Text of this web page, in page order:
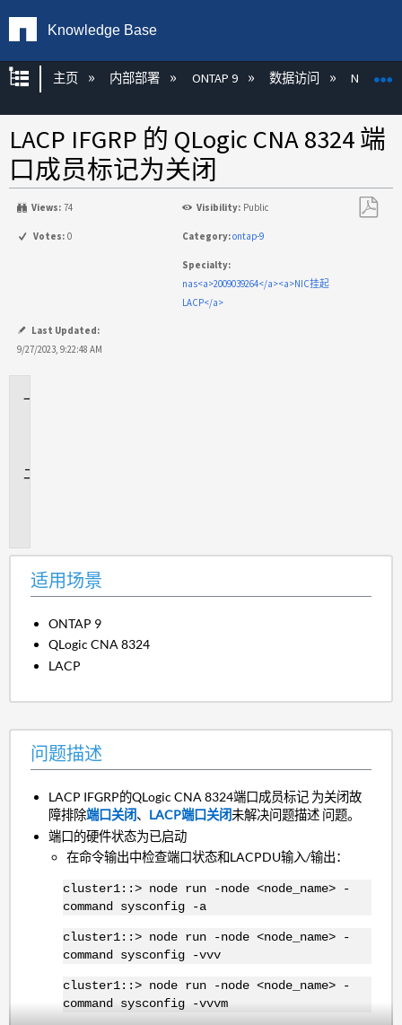
Knowledge Base
扩展/隐缩全局层次
主页 内部部署 ONTAP 9 数据访问 NAS
LACP IFGRP 的 QLogic CNA 8324 端
口成员标记为关闭
Views: 74 Visibility: Public
Votes: 0 Category:ontap-9
Specialty:
nas<a>2009039264</a><a>NIC挂起
LACP</a>
Last Updated:
9/27/2023, 9:22:48 AM
适用场景
ONTAP 9
QLogic CNA 8324
LACP
问题描述
LACP IFGRP的QLogic CNA 8324端口成员标记 为关闭故
障排除端口关闭、 LACP端口关闭未解决问题描述 问题。
端口的硬件状态为已启动
在命令输出中检查端口状态和LACPDU输入/输出：
cluster1::> node run -node <node_name> -
command sysconfig -a
cluster1::> node run -node <node_name> -
command sysconfig -vvv
cluster1::> node run -node <node_name> -
command sysconfig -vvvm